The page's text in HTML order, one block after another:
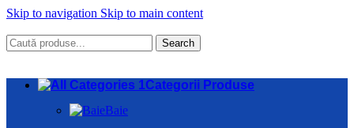
Skip to navigation Skip to main content
Search
Categorii Produse
Baie